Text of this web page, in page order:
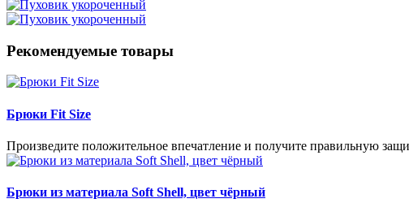
Рекомендуемые товары
Брюки Fit Size
Произведите положительное впечатление и получите правильную
Брюки из материала Soft Shell, цвет чёрный